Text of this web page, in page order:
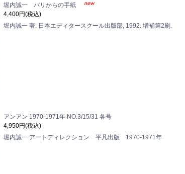
堀内誠一 パリからの手紙
4,400円(税込)
堀内誠一 著. 日本エディタースクール出版部, 1992. 増補第2刷.
アンアン 1970-1971年 NO.3/15/31 各号
4,950円(税込)
堀内誠一 アートディレクション 平凡出版 1970-1971年